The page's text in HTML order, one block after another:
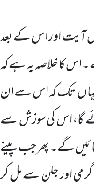
آیت اور ا س کے بعد
کا خلاصہ یہ ہے کہ
یہاں تک کہ اس سے ان
گا، اس کی سوزش سے
گے۔ پھر جب پینے
گرمی اور جلن سے مل کر